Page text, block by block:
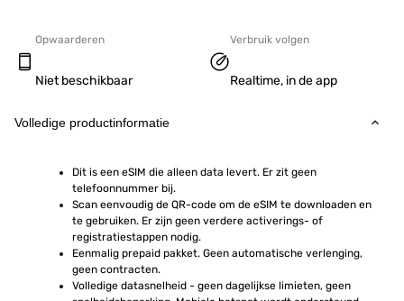
Opwaarderen
Niet beschikbaar
Verbruik volgen
Realtime, in de app
Volledige productinformatie
Dit is een eSIM die alleen data levert. Er zit geen
telefoonnummer bij.
Scan eenvoudig de QR-code om de eSIM te downloaden en
te gebruiken. Er zijn geen verdere activerings- of
registratiestappen nodig.
Eenmalig prepaid pakket. Geen automatische verlenging,
geen contracten.
Volledige datasnelheid - geen dagelijkse limieten, geen